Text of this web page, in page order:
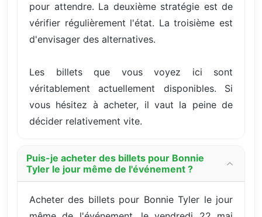
pour attendre. La deuxième stratégie est de
vérifier régulièrement l'état. La troisième est
d'envisager des alternatives.
Les billets que vous voyez ici sont
véritablement actuellement disponibles. Si
vous hésitez à acheter, il vaut la peine de
décider relativement vite.
Puis-je acheter des billets pour Bonnie
Tyler le jour même de l'événement ?
Acheter des billets pour Bonnie Tyler le jour